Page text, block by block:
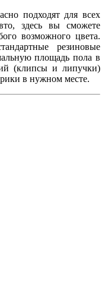
подходят для всех
здесь вы сможете
возможного цвета.
резиновые
площадь пола в
(клипсы и липучки)
в нужном месте.